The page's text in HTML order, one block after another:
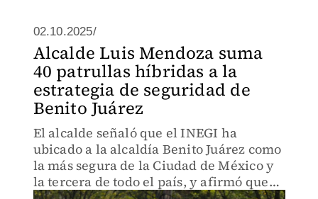
02.10.2025/
Alcalde Luis Mendoza suma
40 patrullas híbridas a la
estrategia de seguridad de
Benito Juárez
El alcalde señaló que el INEGI ha
ubicado a la alcaldía Benito Juárez como
la más segura de la Ciudad de México y
la tercera de todo el país, y afirmó que